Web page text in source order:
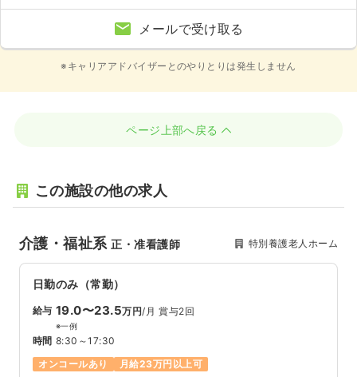
メールで受け取る
※キャリアアドバイザーとのやりとりは発生しません
ページ上部へ戻る
この施設の他の求人
介護・福祉系正・准看護師 特別養護老人ホーム
日勤のみ（常勤）
給与 19.0〜23.5万円/月 賞与2回
※一例
時間 8:30～17:30
オンコールあり
月給23万円以上可